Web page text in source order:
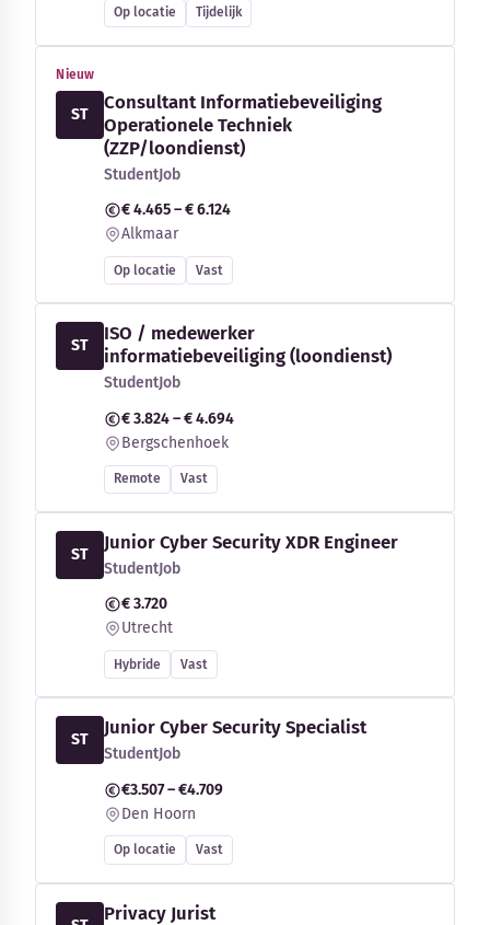
Op locatie Tijdelijk
Nieuw
ST
Consultant Informatiebeveiliging
Operationele Techniek
(ZZP/loondienst)
StudentJob
€ 4.465 – € 6.124
Alkmaar
Op locatie Vast
ST
ISO / medewerker
informatiebeveiliging (loondienst)
StudentJob
€ 3.824 – € 4.694
Bergschenhoek
Remote Vast
ST
Junior Cyber Security XDR Engineer
StudentJob
€ 3.720
Utrecht
Hybride Vast
ST
Junior Cyber Security Specialist
StudentJob
€3.507 – €4.709
Den Hoorn
Op locatie Vast
Privacy Jurist